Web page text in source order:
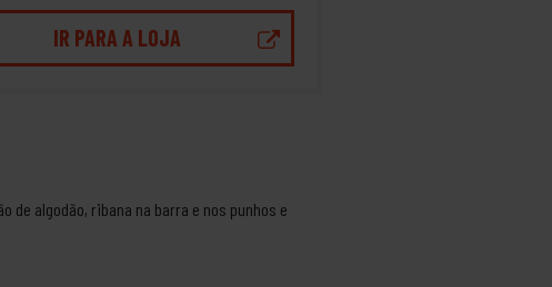
IR PARA A LOJA
de algodão, ribana na barra e nos punhos e